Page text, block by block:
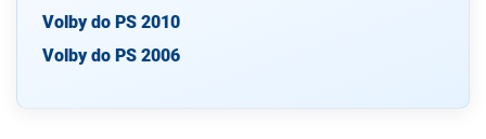
Volby do PS 2010
Volby do PS 2006